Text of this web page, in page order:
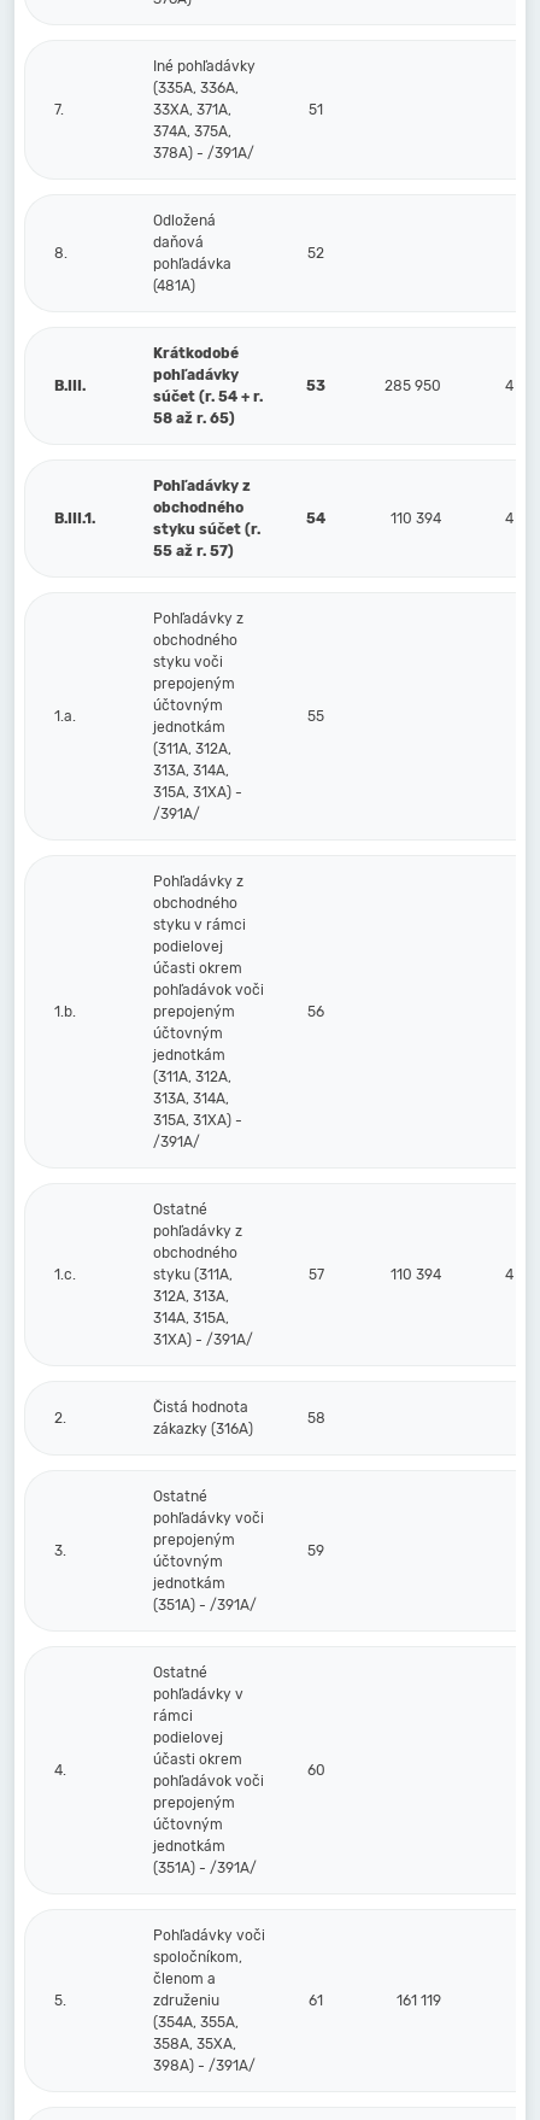
7.
Iné pohľadávky
(335A, 336A,
33XA, 371A,
374A, 375A,
378A) - /391A/
51
8.
Odložená
daňová
pohľadávka
(481A)
52
B.III.
Krátkodobé
pohľadávky
súčet (r. 54 + r.
58 až r. 65)
53 285 950 4 752
B.III.1.
Pohľadávky z
obchodného
styku súčet (r.
55 až r. 57)
54 110 394 4 752
1.a.
Pohľadávky z
obchodného
styku voči
prepojeným
účtovným
jednotkám
(311A, 312A,
313A, 314A,
315A, 31XA) -
/391A/
55
1.b.
Pohľadávky z
obchodného
styku v rámci
podielovej
účasti okrem
pohľadávok voči
prepojeným
účtovným
jednotkám
(311A, 312A,
313A, 314A,
315A, 31XA) -
/391A/
56
1.c.
Ostatné
pohľadávky z
obchodného
styku (311A,
312A, 313A,
314A, 315A,
31XA) - /391A/
57 110 394 4 752
2.
Čistá hodnota
zákazky (316A)
58
3.
Ostatné
pohľadávky voči
prepojeným
účtovným
jednotkám
(351A) - /391A/
59
4.
Ostatné
pohľadávky v
rámci
podielovej
účasti okrem
pohľadávok voči
prepojeným
účtovným
jednotkám
(351A) - /391A/
60
5.
Pohľadávky voči
spoločníkom,
členom a
združeniu
(354A, 355A,
358A, 35XA,
398A) - /391A/
61 161 119